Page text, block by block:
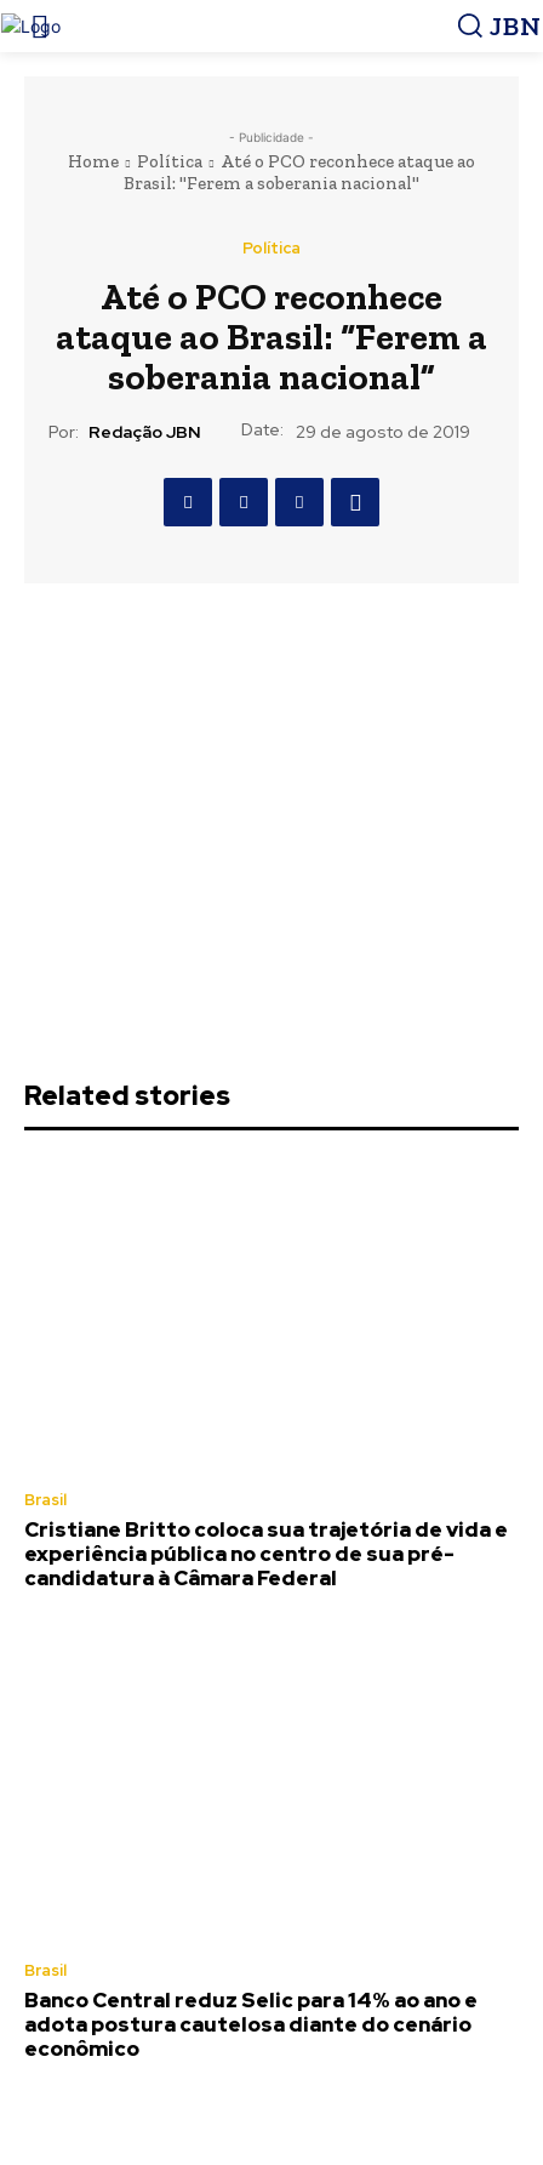
JBN
- Publicidade -
Home Política
Até o PCO reconhece ataque ao
Brasil: "Ferem a soberania nacional"
Política
Até o PCO reconhece
ataque ao Brasil: “Ferem a
soberania nacional”
Por: Redação JBN Date: 29 de agosto de 2019
Related stories
Brasil
Cristiane Britto coloca sua trajetória de vida e
experiência pública no centro de sua pré-
candidatura à Câmara Federal
Brasil
Banco Central reduz Selic para 14% ao ano e
adota postura cautelosa diante do cenário
econômico